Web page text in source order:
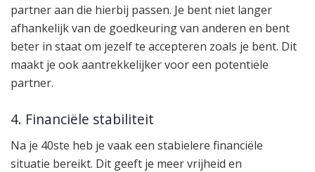
partner aan die hierbij passen. Je bent niet langer
afhankelijk van de goedkeuring van anderen en bent
beter in staat om jezelf te accepteren zoals je bent. Dit
maakt je ook aantrekkelijker voor een potentiële
partner.
4. Financiële stabiliteit
Na je 40ste heb je vaak een stabielere financiële
situatie bereikt. Dit geeft je meer vrijheid en